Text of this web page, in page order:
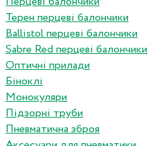
Терен перцеві балончики
Ballistol перцеві балончики
Sabre Red перцеві балончики
Оптичні прилади
Біноклі
Монокуляри
Підзорні труби
Пневматична зброя